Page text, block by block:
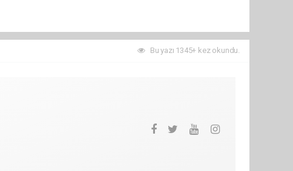
Bu yazı 1345+ kez okundu.